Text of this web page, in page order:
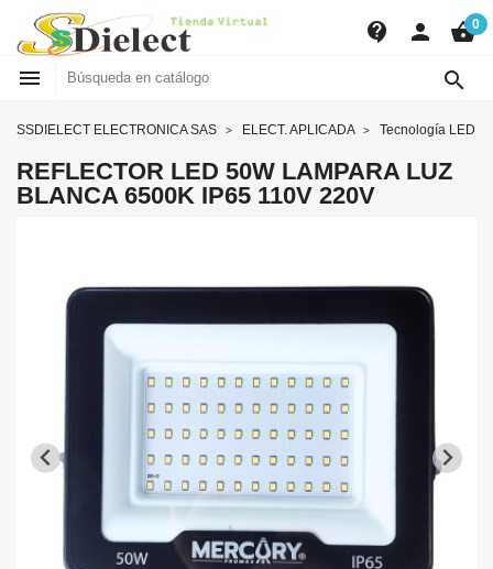
contact_support person shopping_basket0
 
SSDIELECT ELECTRONICA SAS ELECT. APLICADA Tecnología LED
REFLECTOR LED 50W LAMPARA LUZ
BLANCA 6500K IP65 110V 220V